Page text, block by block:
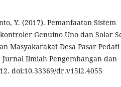
Y. (2017). Pemanfaatan Sistem
Genuino Uno dan Solar
Masyakarakat Desa Pasar
Ilmiah Pengembangan dan
doi:10.33369/dr.v15i2.4055